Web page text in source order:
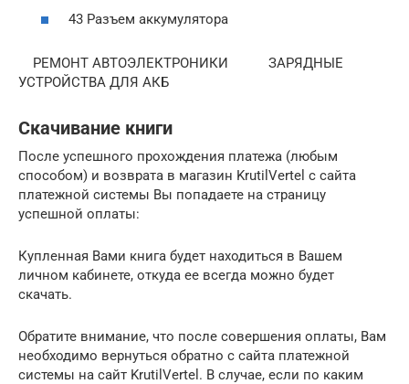
43 Разъем аккумулятора
РЕМОНТ АВТОЭЛЕКТРОНИКИ ЗАРЯДНЫЕ
УСТРОЙСТВА ДЛЯ АКБ
Скачивание книги
После успешного прохождения платежа (любым
способом) и возврата в магазин KrutilVertel с сайта
платежной системы Вы попадаете на страницу
успешной оплаты:
Купленная Вами книга будет находиться в Вашем
личном кабинете, откуда ее всегда можно будет
скачать.
Обратите внимание, что после совершения оплаты, Вам
необходимо вернуться обратно с сайта платежной
системы на сайт KrutilVertel. В случае, если по каким